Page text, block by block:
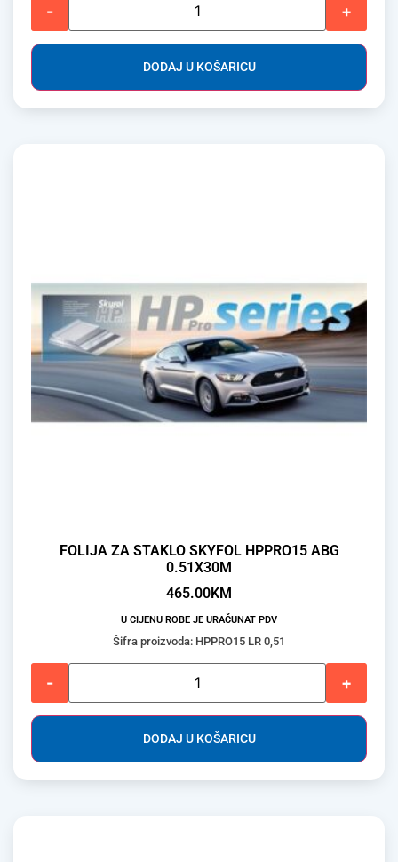
- +
DODAJ U KOŠARICU
FOLIJA ZA STAKLO SKYFOL HPPRO15 ABG
0.51X30M
465.00KM
U CIJENU ROBE JE URAČUNAT PDV
Šifra proizvoda: HPPRO15 LR 0,51
- +
DODAJ U KOŠARICU